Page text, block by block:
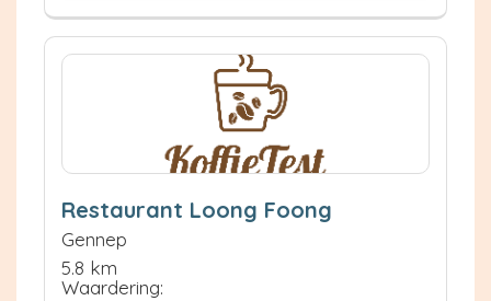
Restaurant Loong Foong
Gennep
5.8 km
Waardering: